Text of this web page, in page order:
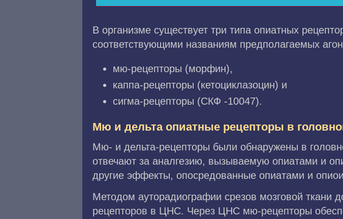
В организме существует три типа опиатных
соответствующими названиям предполагаемых
мю-рецепторы (морфин),
каппа-рецепторы (кетоциклазоцин) и
сигма-рецепторы (СКФ -10047).
Мю и дельта опиатные рецепторы в
Мю- и дельта-рецепторы были обнаружены в
отвечают за аналгезию, вызываемую опиатами и
другие эффекты, опосредованные опиатами и
Методом ауторадиографии срезов мозговой ткани
рецепторов в ЦНС. Через ЦНС мю-рецепторы